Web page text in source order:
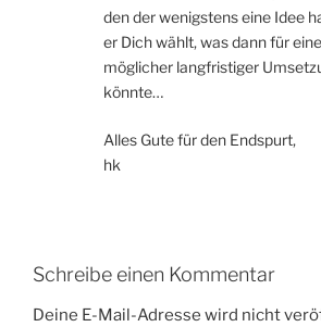
den der wenigstens eine Idee
er Dich wählt, was dann für
möglicher langfristiger
könnte…
Alles Gute für den Endspurt,
hk
Schreibe einen Kommentar
Deine E-Mail-Adresse wird nicht